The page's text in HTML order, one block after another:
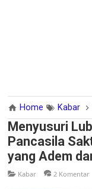
Home Kabar
Menyusuri
Pancasila
yang Adem
Kabar 2 Komentar